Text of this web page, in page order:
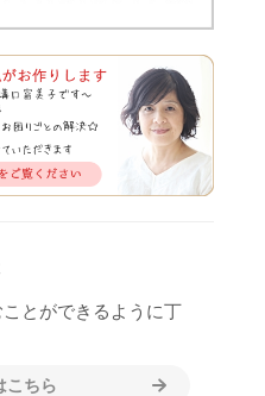
とができるように丁
こちら